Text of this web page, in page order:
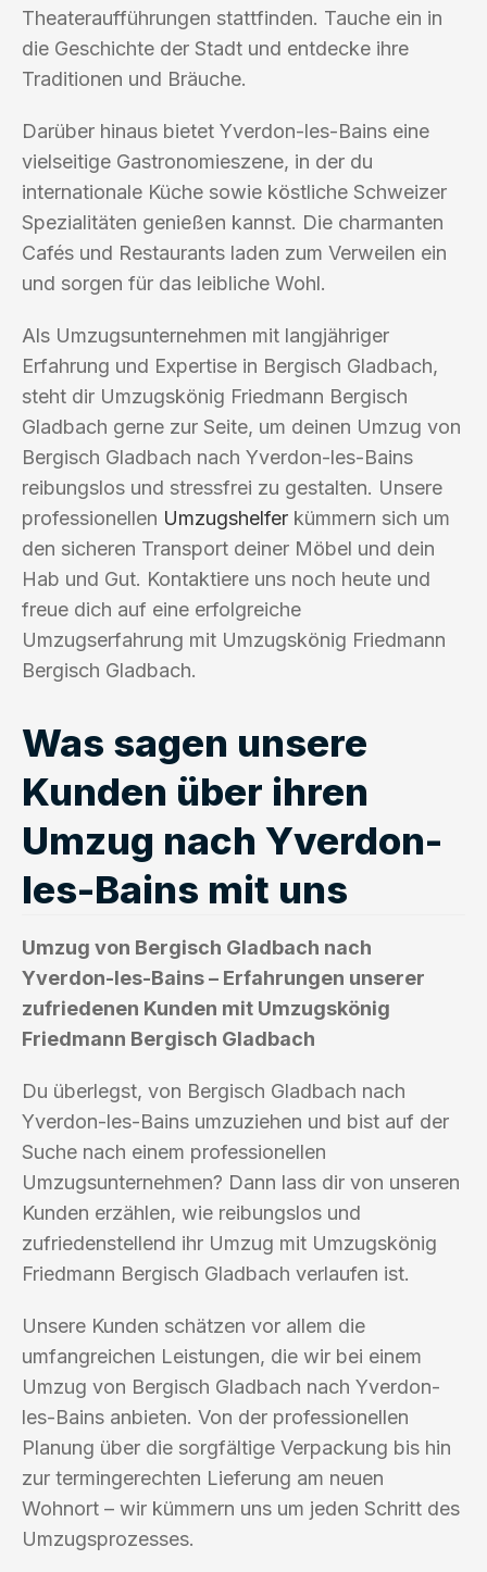
Theateraufführungen stattfinden. Tauche ein in
die Geschichte der Stadt und entdecke ihre
Traditionen und Bräuche.
Darüber hinaus bietet Yverdon-les-Bains eine
vielseitige Gastronomieszene, in der du
internationale Küche sowie köstliche Schweizer
Spezialitäten genießen kannst. Die charmanten
Cafés und Restaurants laden zum Verweilen ein
und sorgen für das leibliche Wohl.
Als Umzugsunternehmen mit langjähriger
Erfahrung und Expertise in Bergisch Gladbach,
steht dir Umzugskönig Friedmann Bergisch
Gladbach gerne zur Seite, um deinen Umzug von
Bergisch Gladbach nach Yverdon-les-Bains
reibungslos und stressfrei zu gestalten. Unsere
professionellen Umzugshelfer kümmern sich um
den sicheren Transport deiner Möbel und dein
Hab und Gut. Kontaktiere uns noch heute und
freue dich auf eine erfolgreiche
Umzugserfahrung mit Umzugskönig Friedmann
Bergisch Gladbach.
Was sagen unsere
Kunden über ihren
Umzug nach Yverdon-
les-Bains mit uns
Umzug von Bergisch Gladbach nach
Yverdon-les-Bains – Erfahrungen unserer
zufriedenen Kunden mit Umzugskönig
Friedmann Bergisch Gladbach
Du überlegst, von Bergisch Gladbach nach
Yverdon-les-Bains umzuziehen und bist auf der
Suche nach einem professionellen
Umzugsunternehmen? Dann lass dir von unseren
Kunden erzählen, wie reibungslos und
zufriedenstellend ihr Umzug mit Umzugskönig
Friedmann Bergisch Gladbach verlaufen ist.
Unsere Kunden schätzen vor allem die
umfangreichen Leistungen, die wir bei einem
Umzug von Bergisch Gladbach nach Yverdon-
les-Bains anbieten. Von der professionellen
Planung über die sorgfältige Verpackung bis hin
zur termingerechten Lieferung am neuen
Wohnort – wir kümmern uns um jeden Schritt des
Umzugsprozesses.